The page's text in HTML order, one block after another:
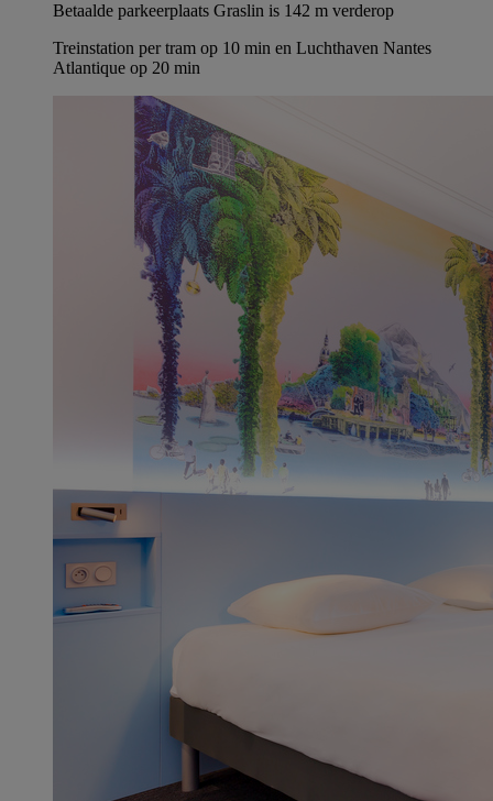
Betaalde parkeerplaats Graslin is 142 m verderop
Treinstation per tram op 10 min en Luchthaven Nantes
Atlantique op 20 min